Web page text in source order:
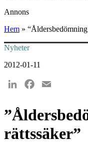
Annons
Hem »
Nyheter
2012-01-11
LinkedInFacebook
rättssäker”